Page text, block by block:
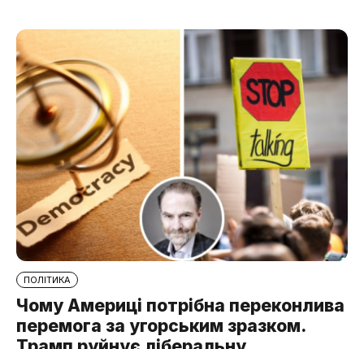
ПОЛІТИКА
Чому Америці потрібна переконлива
перемога за угорським зразком.